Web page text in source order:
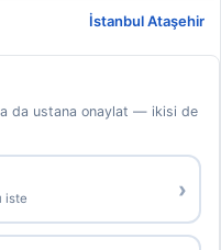
İstanbul Ataşehir
da ustana onaylat — ikisi de
iste ›